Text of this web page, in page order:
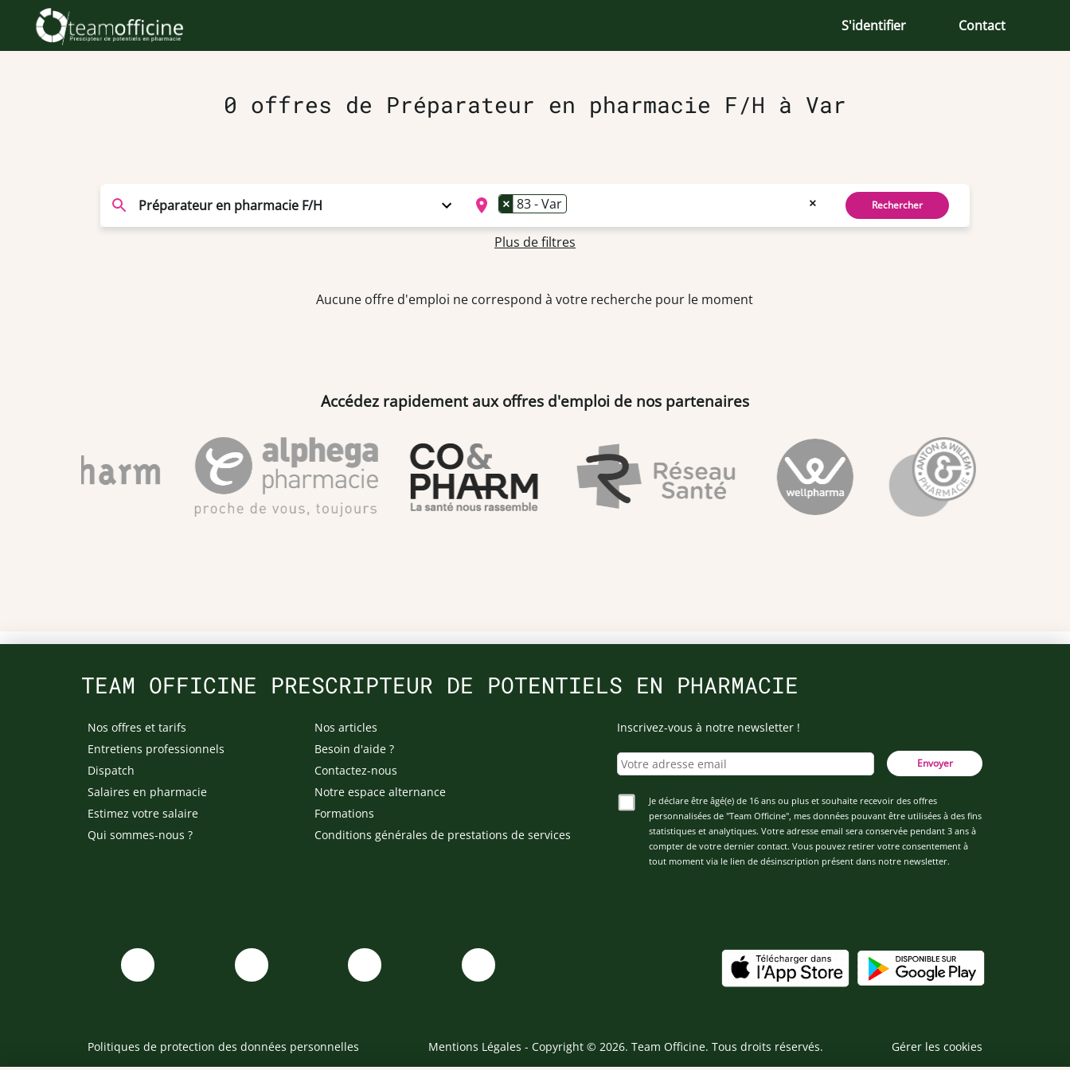
S'identifier Contact
0 offres de Préparateur en pharmacie F/H à Var
×
× 83 - Var Rechercher
Plus de filtres
Aucune offre d'emploi ne correspond à votre recherche pour le moment
Accédez rapidement aux offres d'emploi de nos partenaires
TEAM OFFICINE PRESCRIPTEUR DE POTENTIELS EN PHARMACIE
Nos offres et tarifs
Entretiens professionnels
Dispatch
Salaires en pharmacie
Estimez votre salaire
Qui sommes-nous ?
Nos articles
Besoin d'aide ?
Contactez-nous
Notre espace alternance
Formations
Conditions générales de prestations de services
Inscrivez-vous à notre newsletter !
Envoyer
Je déclare être âgé(e) de 16 ans ou plus et souhaite recevoir des offres
personnalisées de "Team Officine", mes données pouvant être utilisées à des fins
statistiques et analytiques. Votre adresse email sera conservée pendant 3 ans à
compter de votre dernier contact. Vous pouvez retirer votre consentement à
tout moment via le lien de désinscription présent dans notre newsletter.
Politiques de protection des données personnelles Mentions Légales - Copyright © 2026. Team Officine. Tous droits réservés. Gérer les cookies